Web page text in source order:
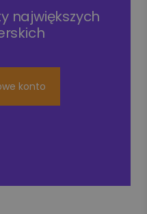
największych
konto